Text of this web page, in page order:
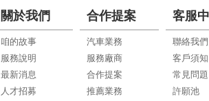
關於我們
咱的故事
服務說明
最新消息
人才招募
合作提案
汽車業務
服務廠商
合作提案
推薦業務
客服
聯絡我們
客戶須知
常見問題
許願池